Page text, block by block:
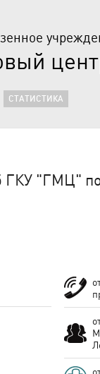
СТАТИСТИКА
"ГМЦ"